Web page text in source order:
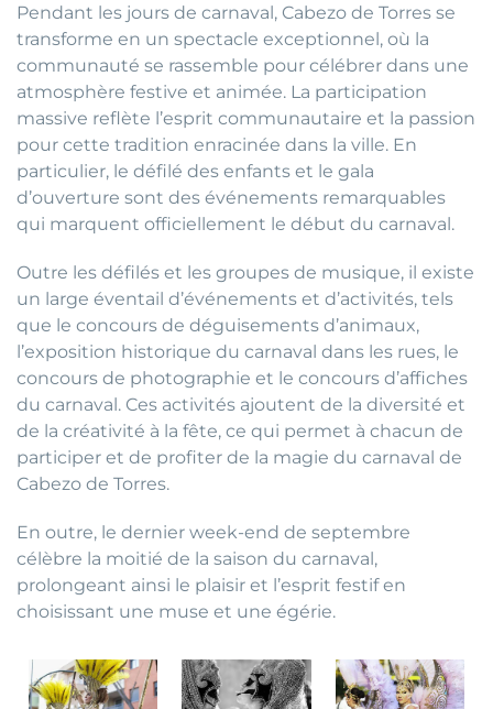
Pendant les jours de carnaval, Cabezo de Torres se
transforme en un spectacle exceptionnel, où la
communauté se rassemble pour célébrer dans une
atmosphère festive et animée. La participation
massive reflète l’esprit communautaire et la passion
pour cette tradition enracinée dans la ville. En
particulier, le défilé des enfants et le gala
d’ouverture sont des événements remarquables
qui marquent officiellement le début du carnaval.
Outre les défilés et les groupes de musique, il existe
un large éventail d’événements et d’activités, tels
que le concours de déguisements d’animaux,
l’exposition historique du carnaval dans les rues, le
concours de photographie et le concours d’affiches
du carnaval. Ces activités ajoutent de la diversité et
de la créativité à la fête, ce qui permet à chacun de
participer et de profiter de la magie du carnaval de
Cabezo de Torres.
En outre, le dernier week-end de septembre
célèbre la moitié de la saison du carnaval,
prolongeant ainsi le plaisir et l’esprit festif en
choisissant une muse et une égérie.